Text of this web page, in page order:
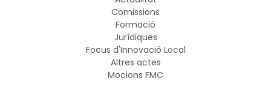
Comissions
Formació
Jurídiques
Focus d'Innovació Local
Altres actes
Mocions FMC